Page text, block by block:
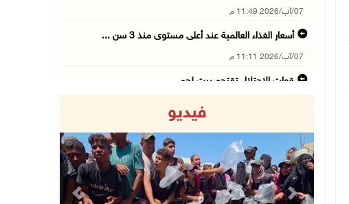
07/آب/2026 11:49 م
أسعار الغذاء العالمية عند أعلى مستوى منذ 3 سن ...
07/آب/2026 11:11 م
قوات الاحتلال تقتحم بيت لحم
07/آب/2026 10:17 م
قوات الاحتلال تغلق مداخل يعبد جنوب غرب جنين
07/آب/2026 10:15 م
فيديو
Previous Next